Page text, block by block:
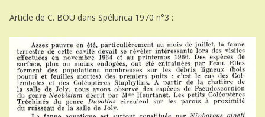
Article de C. BOU dans Spélunca 1970 n°3 :